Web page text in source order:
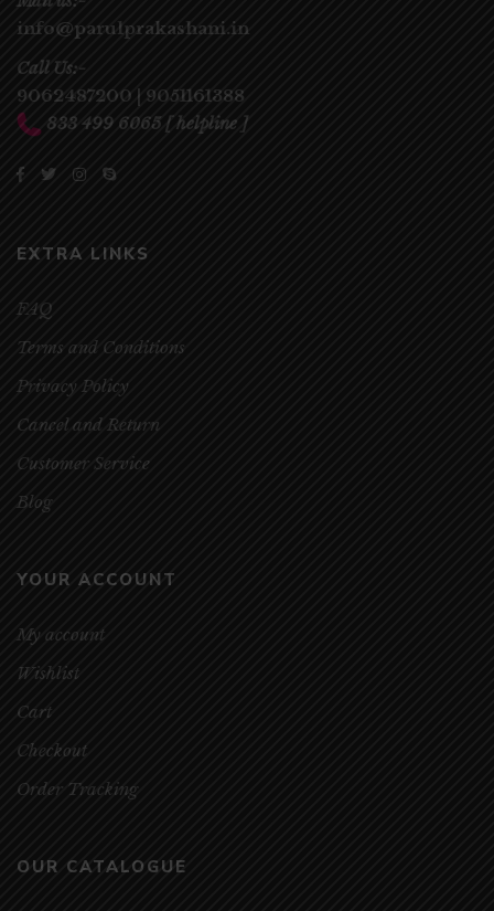
info@parulprakashani.in
Call Us:-
9062487200 | 9051161388
833 499 6065 [ helpline ]
EXTRA LINKS
FAQ
Terms and Conditions
Privacy Policy
Cancel and Return
Customer Service
Blog
YOUR ACCOUNT
My account
Wishlist
Cart
Checkout
Order Tracking
OUR CATALOGUE